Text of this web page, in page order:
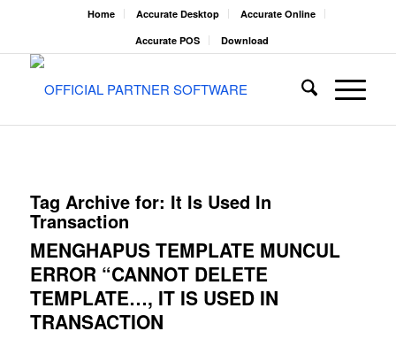
Home Accurate Desktop
Accurate Online
Accurate POS
Download
Tag Archive for: It Is Used In
Transaction
MENGHAPUS TEMPLATE MUNCUL
ERROR “CANNOT DELETE
TEMPLATE…, IT IS USED IN
TRANSACTION